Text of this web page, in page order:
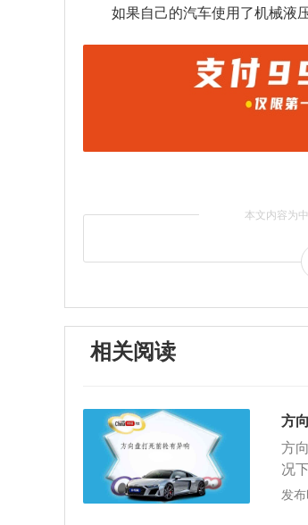
如果自己的汽车使用了机械液
本文内容为
相关阅读
方
方
况
计
发